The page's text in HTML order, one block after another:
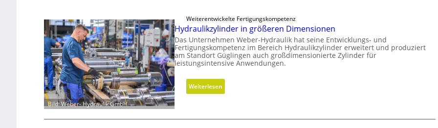
Bild: Weber- Hydraulik GmbH
Weiterentwickelte Fertigungskompetenz
Hydraulikzylinder in größeren Dimensionen
Das Unternehmen Weber-Hydraulik hat seine Entwicklungs- und
Fertigungskompetenz im Bereich Hydraulikzylinder erweitert und produziert
am Standort Güglingen auch großdimensionierte Zylinder für
leistungsintensive Anwendungen.
Weiterlesen:
H
d